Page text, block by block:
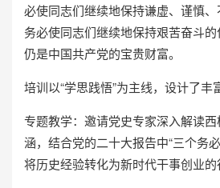
必使同志们继续地保持谦虚、谨慎、
务必使同志们继续地保持艰苦奋斗
仍是中国共产党的宝贵财富。
培训以“学思践悟”为主线，设计了丰
专题教学：邀请党史专家深入解读
涵，结合党的二十大报告中“三个务
将历史经验转化为新时代干事创业的